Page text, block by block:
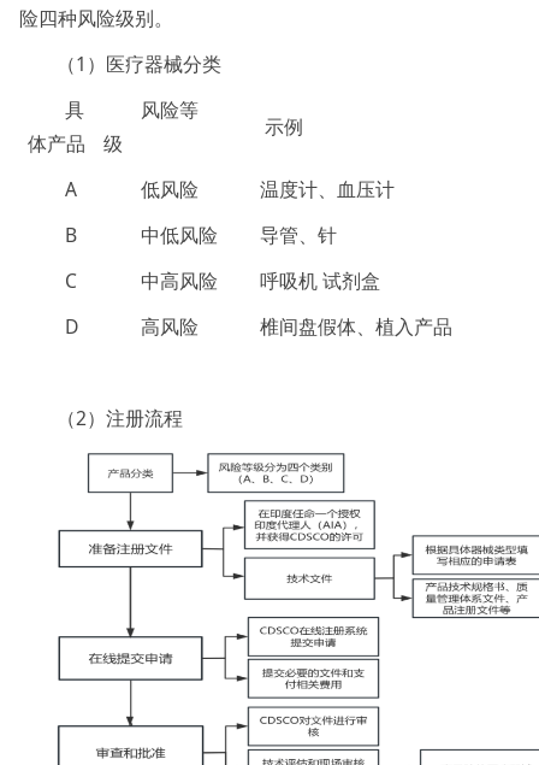
险四种风险级别。
（1）医疗器械分类
具
体产品
风险等
级
示例
A 低风险
温度计、血压计
B
中低风险
导管、针
C
中高风险
呼吸机 试剂盒
D
高风险 椎间盘假体、植入产品
（2）注册流程